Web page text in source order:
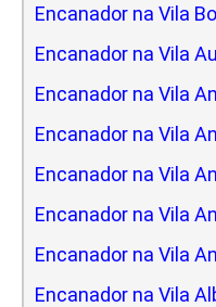
Encanador na Vila
Encanador na Vila
Encanador na Vila
Encanador na Vila
Encanador na Vila
Encanador na Vila
Encanador na Vila
Encanador na Vila